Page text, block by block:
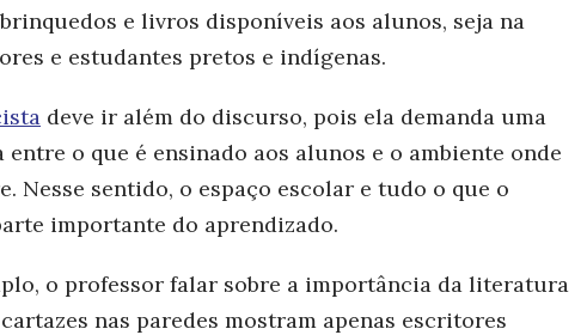
e livros disponíveis aos alunos, seja na
e estudantes pretos e indígenas.
deve ir além do discurso, pois ela demanda uma
o que é ensinado aos alunos e o ambiente onde
Nesse sentido, o espaço escolar e tudo o que o
importante do aprendizado.
o professor falar sobre a importância da literatura
nas paredes mostram apenas escritores